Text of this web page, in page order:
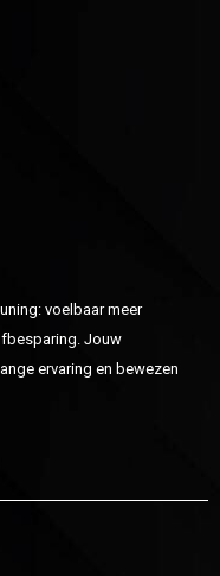
voelbaar meer
Jouw
ervaring en bewezen